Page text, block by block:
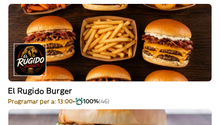
El Rugido Burger
Programar per a: 13:00 100%(46)